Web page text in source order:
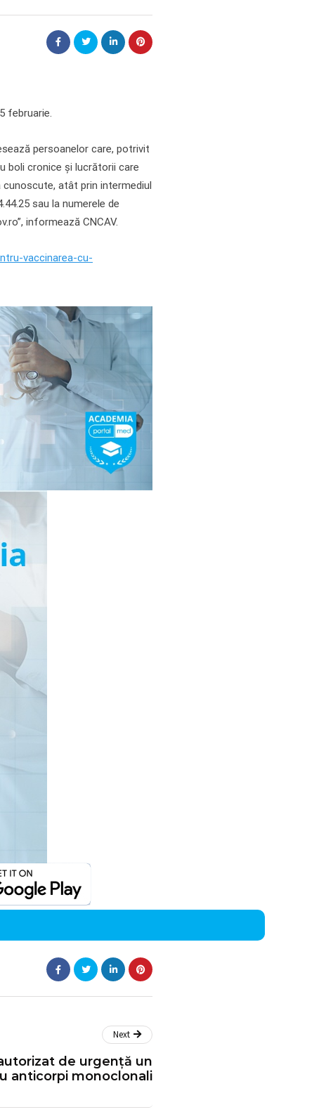
februarie.
persoanelor care, potrivit
boli cronice și lucrătorii care
atât prin intermediul
sau la numerele de
informează CNCAV.
vaccinarea-cu-
Next
de urgență un
anticorpi monoclonali